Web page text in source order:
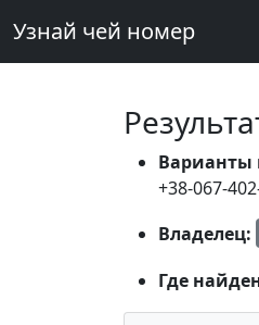
Узнай чей номер
Варианты
+38-067-
Владелец:
Где